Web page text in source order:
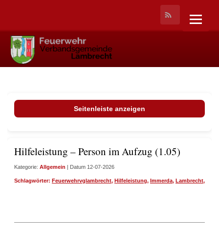
Hilfeleistung – Person im Aufzug (1.05)
Kategorie: Allgemein | Datum 12-07-2026
Schlagwörter: Feuerwehrvglambrecht, Hilfeleistung, Immerda, Lambrecht,
Seitenleiste anzeigen